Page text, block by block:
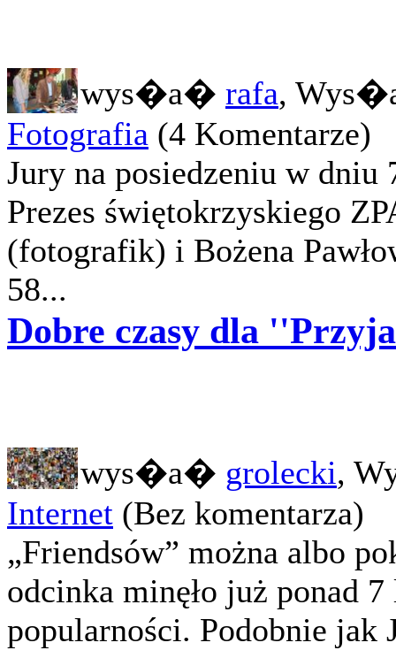
wys�a� rafa,
Fotografia (4 Komentarze)
Jury na posiedzeniu w dniu
Prezes świętokrzyskiego
(fotografik) i Bożena
58...
Dobre czasy dla
wys�a� grolecki,
Internet (Bez komentarza)
„Friendsów” można albo
odcinka minęło już ponad
popularności. Podobnie jak